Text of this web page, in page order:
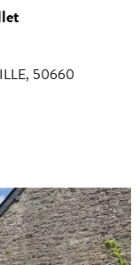
50660